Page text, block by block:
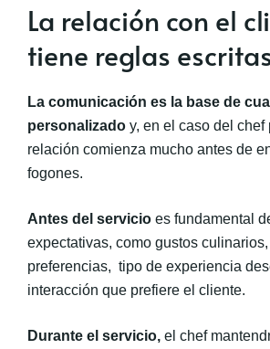
La relación con el
tiene reglas
La comunicación es la base de
personalizado y, en el caso del chef
relación comienza mucho antes de
fogones.
Antes del servicio es fundamental
expectativas, como gustos
preferencias, tipo de experiencia
interacción que prefiere el cliente.
Durante el servicio, el chef